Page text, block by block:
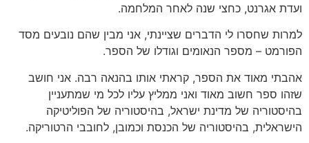
ועדת אגרנט, כחצי שנה לאחר המלחמה.
למרות שחסרו לי הדברים שציינתי, אני מבין שהם נובעים מסד
הפורמט – מספר הנאומים וגודלו של הספר.
אהבתי מאוד את הספר, קראתי אותו בהנאה רבה. אני חושב
שזהו ספר חשוב מאוד ואני ממליץ עליו לכל מי שמתעניין
בהיסטוריה של מדינת ישראל, בהיסטוריה של הפוליטיקה
הישראלית, בהיסטוריה של הכנסת וכמובן, לחובבי הרטוריקה.